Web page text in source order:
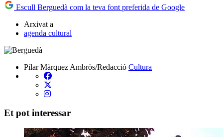
Escull Berguedà com la teva font preferida de Google
Arxivat a
agenda cultural
Pilar Màrquez Ambròs/Redacció Cultura
Et pot interessar